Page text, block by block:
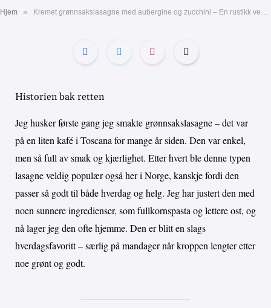
Hjem »
Historien bak retten
Jeg husker første gang jeg smakte grønnsakslasagne – det var
på en liten kafé i Toscana for mange år siden. Den var enkel,
men så full av smak og kjærlighet. Etter hvert ble denne typen
lasagne veldig populær også her i Norge, kanskje fordi den
passer så godt til både hverdag og helg. Jeg har justert den med
noen sunnere ingredienser, som fullkornspasta og lettere ost, og
nå lager jeg den ofte hjemme. Den er blitt en slags
hverdagsfavoritt – særlig på mandager når kroppen lengter etter
noe grønt og godt.